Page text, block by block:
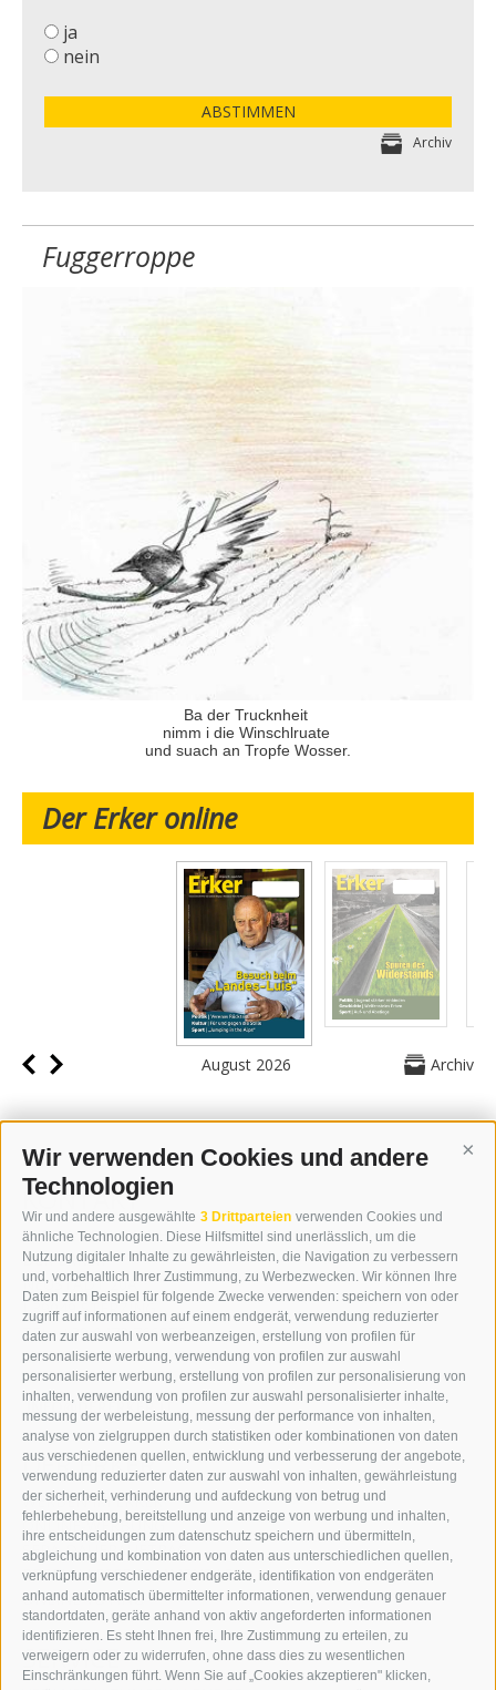
Wir verwenden Cookies und andere
Technologien
Wir und andere ausgewählte 3 Drittparteien verwenden Cookies und
ähnliche Technologien. Diese Hilfsmittel sind unerlässlich, um die
Nutzung digitaler Inhalte zu gewährleisten, die Navigation zu verbessern
und, vorbehaltlich Ihrer Zustimmung, zu Werbezwecken. Wir können Ihre
Daten zum Beispiel für folgende Zwecke verwenden: speichern von oder
zugriff auf informationen auf einem endgerät, verwendung reduzierter
daten zur auswahl von werbeanzeigen, erstellung von profilen für
personalisierte werbung, verwendung von profilen zur auswahl
personalisierter werbung, erstellung von profilen zur personalisierung von
inhalten, verwendung von profilen zur auswahl personalisierter inhalte,
messung der werbeleistung, messung der performance von inhalten,
analyse von zielgruppen durch statistiken oder kombinationen von daten
aus verschiedenen quellen, entwicklung und verbesserung der angebote,
verwendung reduzierter daten zur auswahl von inhalten, gewährleistung
der sicherheit, verhinderung und aufdeckung von betrug und
fehlerbehebung, bereitstellung und anzeige von werbung und inhalten,
ihre entscheidungen zum datenschutz speichern und übermitteln,
abgleichung und kombination von daten aus unterschiedlichen quellen,
verknüpfung verschiedener endgeräte, identifikation von endgeräten
anhand automatisch übermittelter informationen, verwendung genauer
standortdaten, geräte anhand von aktiv angeforderten informationen
identifizieren. Es steht Ihnen frei, Ihre Zustimmung zu erteilen, zu
verweigern oder zu widerrufen, ohne dass dies zu wesentlichen
Einschränkungen führt. Wenn Sie auf „Cookies akzeptieren" klicken,
ja
nein
ABSTIMMEN
Archiv
Fuggerroppe
Ba der Trucknheit
nimm i die Winschlruate
und suach an Tropfe Wosser.
Der Erker online
August 2026 Archiv
KONTAKT
WIPP-MEDIA GMBH
DER ERKER
NEUSTADT 20A
I-39049 STERZING
TEL.: +39 0472 766876
GRAFIK@DERERKER.IT
INFO@DERERKER.IT
BARBARA.FONTANA@DERERKER.IT
DER ERKER
WERBEN IM ERKER
ONLINE-WERBUNG
SEPA-DAUERAUFTRAG
REGELN LESERKOMMENTARE
ONLINE VOTING
SERVICE